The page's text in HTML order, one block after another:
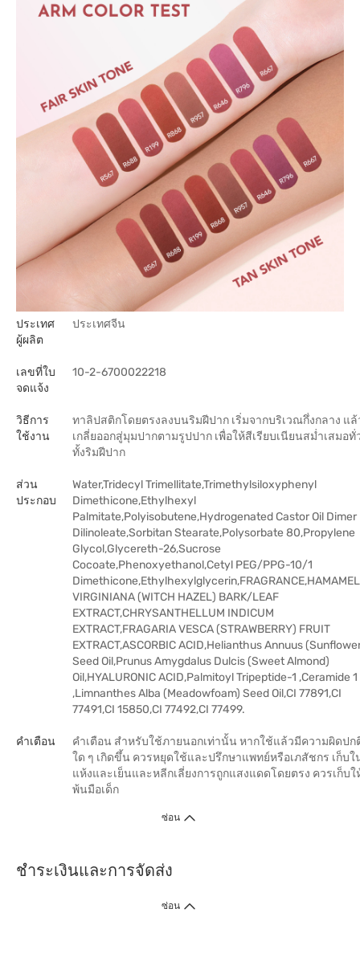
ประเทศ
ผู้ผลิต
ประเทศจีน
เลขที่ใบ
จดแจ้ง
10-2-6700022218
วิธีการ
ใช้งาน
ทาลิปสติกโดยตรงลงบนริมฝีปาก เริ่มจากบริเวณกึ่งกลาง แล้
เกลี่ยออกสู่มุมปากตามรูปปาก เพื่อให้สีเรียบเนียนสม่ำเสมอทั่
ทั้งริมฝีปาก
ส่วน
ประกอบ
Water,Tridecyl Trimellitate,Trimethylsiloxyphenyl
Dimethicone,Ethylhexyl
Palmitate,Polyisobutene,Hydrogenated Castor Oil Dimer
Dilinoleate,Sorbitan Stearate,Polysorbate 80,Propylene
Glycol,Glycereth-26,Sucrose
Cocoate,Phenoxyethanol,Cetyl PEG/PPG-10/1
VIRGINIANA (WITCH HAZEL) BARK/LEAF
EXTRACT,CHRYSANTHELLUM INDICUM
EXTRACT,FRAGARIA VESCA (STRAWBERRY) FRUIT
EXTRACT,ASCORBIC ACID,Helianthus Annuus
Seed Oil,Prunus Amygdalus Dulcis (Sweet Almond)
Oil,HYALURONIC ACID,Palmitoyl Tripeptide-1 ,Ceramide 1
,Limnanthes Alba (Meadowfoam) Seed Oil,CI 77891,CI
77491,CI 15850,CI 77492,CI 77499.
คำเตือน
คำเตือน สำหรับใช้ภายนอกเท่านั้น หากใช้แล้วมีความผิดปก
ใด ๆ เกิดขึ้น ควรหยุดใช้และปรึกษาแพทย์หรือเภสัชกร เก็บใ
แห้งและเย็นและหลีกเลี่ยงการถูกแสงแดดโดยตรง ควรเก็บใ
พ้นมือเด็ก
ซ่อน
ชำระเงินและการจัดส่ง
ซ่อน